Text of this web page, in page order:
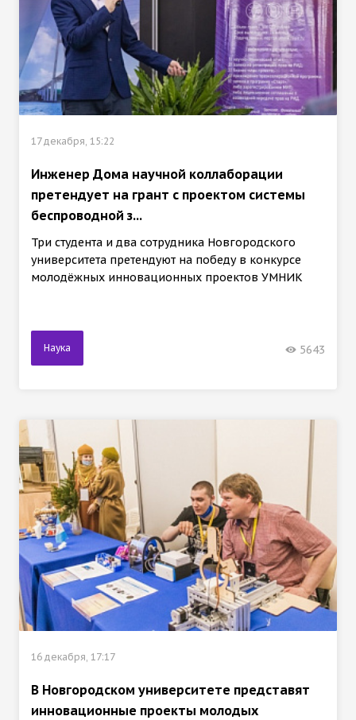
17 декабря, 15:22
Инженер Дома научной коллаборации
претендует на грант с проектом системы
беспроводной з...
Три студента и два сотрудника Новгородского
университета претендуют на победу в конкурсе
молодёжных инновационных проектов УМНИК
Наука 5643
16 декабря, 17:17
В Новгородском университете представят
инновационные проекты молодых